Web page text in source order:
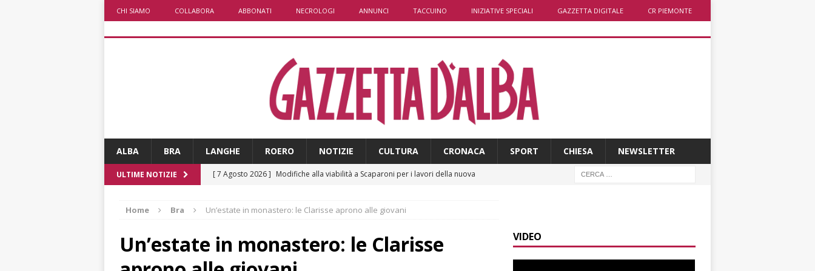
CHI SIAMO COLLABORA ABBONATI NECROLOGI ANNUNCI TACCUINO INIZIATIVE SPECIALI GAZZETTA DIGITALE CR PIEMONTE
ALBA BRA LANGHE ROERO NOTIZIE CULTURA CRONACA SPORT CHIESA NEWSLETTER
ULTIME NOTIZIE [ 7 Agosto 2026 ] Modifiche alla viabilità a Scaparoni per i lavori della nuova
[ 7 Agosto 2026 ] ​Dal Perù a Bra, fino al passaporto italiano: la bella storia di
Mariano Trisano
Home Bra Un’estate in monastero: le Clarisse aprono alle giovani
Un’estate in monastero: le Clarisse
VIDEO